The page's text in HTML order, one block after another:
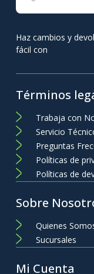
Haz cambios y
fácil con
Términos
Trabaja con
Servicio
Preguntas
Políticas de
Políticas de
Sobre
Quienes
Sucursales
Mi Cuenta